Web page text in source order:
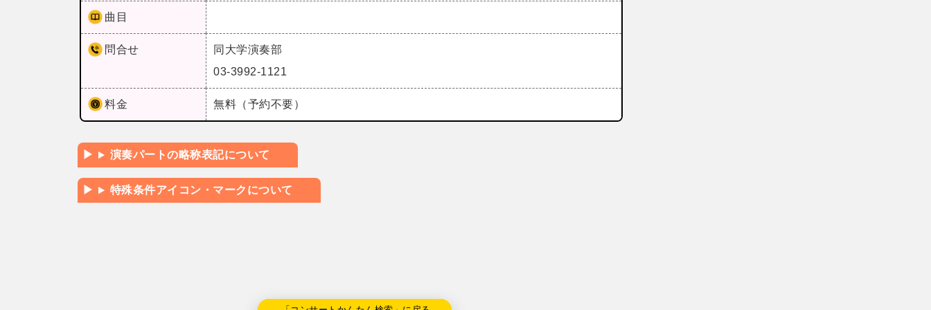
曲目
問合せ
同大学演奏部
03-3992-1121
料金 無料（予約不要）
演奏パートの略称表記について
特殊条件アイコン・マークについて